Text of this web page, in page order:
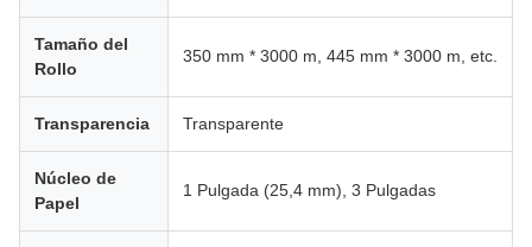
Tamaño del
Rollo
350 mm * 3000 m, 445 mm * 3000 m, etc.
Transparencia Transparente
Núcleo de
Papel
1 Pulgada (25,4 mm), 3 Pulgadas